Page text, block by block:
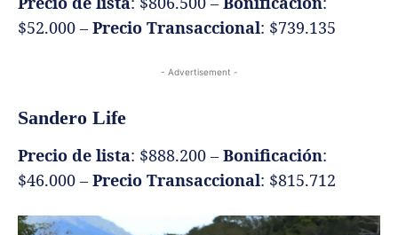
$52.000 – Precio Transaccional: $739.135
- Advertisement -
Sandero Life
Precio de lista: $888.200 – Bonificación:
$46.000 – Precio Transaccional: $815.712